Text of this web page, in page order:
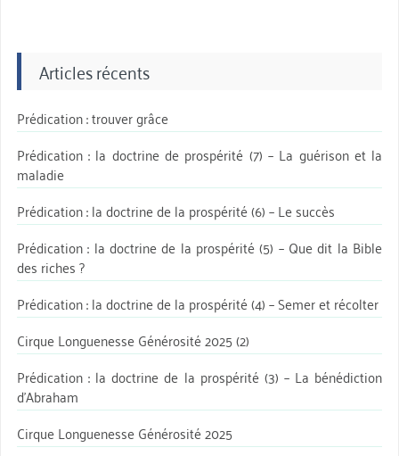
Articles récents
Prédication : trouver grâce
Prédication : la doctrine de prospérité (7) – La guérison et la
maladie
Prédication : la doctrine de la prospérité (6) – Le succès
Prédication : la doctrine de la prospérité (5) – Que dit la Bible
des riches ?
Prédication : la doctrine de la prospérité (4) – Semer et récolter
Cirque Longuenesse Générosité 2025 (2)
Prédication : la doctrine de la prospérité (3) – La bénédiction
d’Abraham
Cirque Longuenesse Générosité 2025